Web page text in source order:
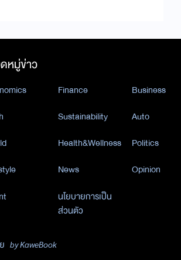
หมู่ข่าว
Finance
Business
Sustainability
Auto
Health&Wellness
Politics
News
Opinion
นโยบายการเป็น
ส่วนตัว
by KaweBook